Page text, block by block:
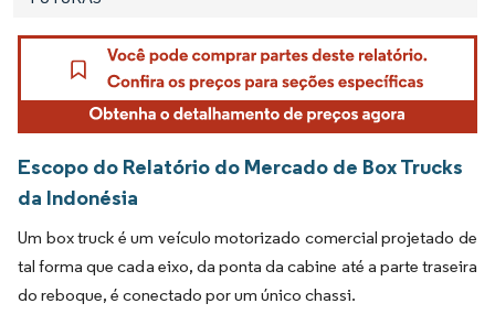
Escopo do Relatório do Mercado de Box Trucks
da Indonésia
Um box truck é um veículo motorizado comercial projetado de
tal forma que cada eixo, da ponta da cabine até a parte traseira
do reboque, é conectado por um único chassi.